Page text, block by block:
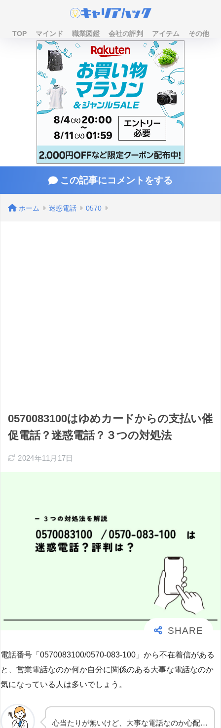
TOP マインド 職業図鑑 会社の評判 アイテム その他
この記事にコメントをする
ホーム 迷惑電話 0570
0570083100はゆめカードからの支払い催
促電話？迷惑電話？３つの対処法
2024年11月17日
電話番号「0570083100/0570-083-100」から不在着信がある
と、営業電話なのか何か自分に関係のある大事な電話なのか
気になっている人は多いでしょう。
心当たりが無いけど、大事な電話なのか心配…